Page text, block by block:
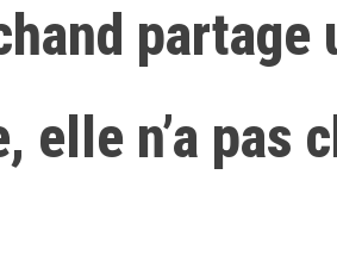
partage
elle n’a pas